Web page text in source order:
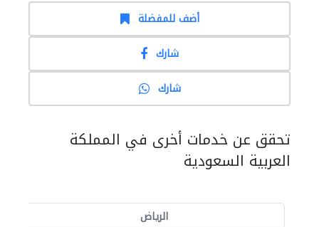
أضف للمفضلة
شارك
شارك
تحقق عن خدمات أخرى في المملكة
العربية السعودية
الرياض